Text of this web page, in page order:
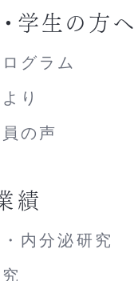
学生の方へ
グラム
り
の声
績
内分泌研究